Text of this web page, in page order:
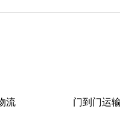
流 门到门运输